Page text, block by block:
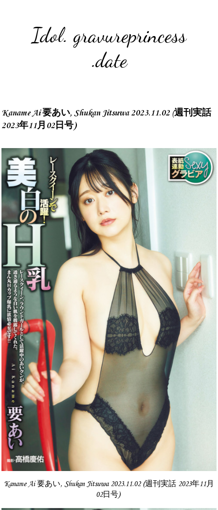
Idol. gravureprincess
.date
Kaname Ai 要あい, Shukan Jitsuwa 2023.11.02 (週刊実話
2023年11月02日号)
Kaname Ai 要あい, Shukan Jitsuwa 2023.11.02 (週刊実話 2023年11月
02日号)